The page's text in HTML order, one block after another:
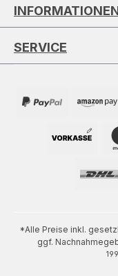
SERVICE
*Alle Preise inkl.
ggf.